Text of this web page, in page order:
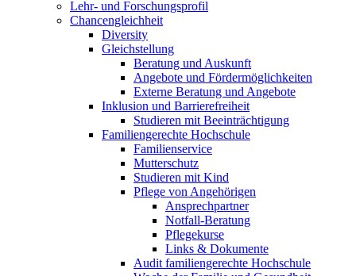
Lehr- und Forschungsprofil
Chancengleichheit
Diversity
Gleichstellung
Beratung und Auskunft
Angebote und Fördermöglichkeiten
Externe Beratung und Angebote
Inklusion und Barrierefreiheit
Studieren mit Beeinträchtigung
Familiengerechte Hochschule
Familienservice
Mutterschutz
Studieren mit Kind
Pflege von Angehörigen
Ansprechpartner
Notfall-Beratung
Pflegekurse
Links & Dokumente
Audit familiengerechte Hochschule